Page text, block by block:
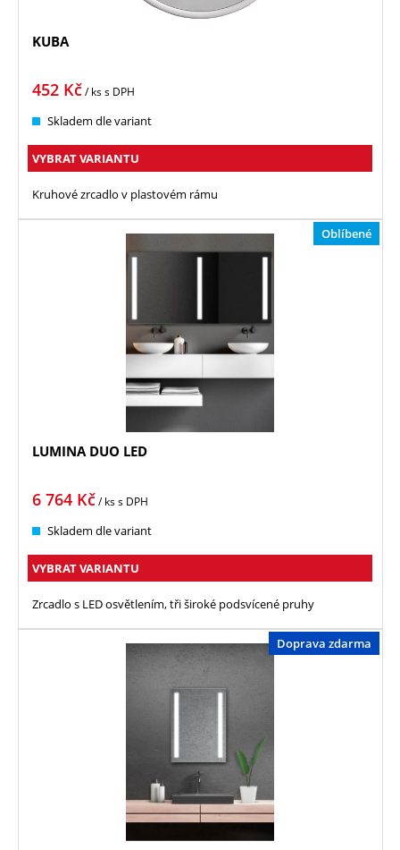
KUBA
452 Kč/ kss DPH
Skladem dle variant
VYBRAT VARIANTU
Kruhové zrcadlo v plastovém rámu
Oblíbené
LUMINA DUO LED
6 764 Kč/ kss DPH
Skladem dle variant
VYBRAT VARIANTU
Zrcadlo s LED osvětlením, tři široké podsvícené pruhy
Doprava zdarma